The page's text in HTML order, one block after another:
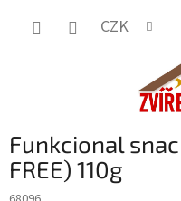
CZK
Funkcional
FREE) 110g